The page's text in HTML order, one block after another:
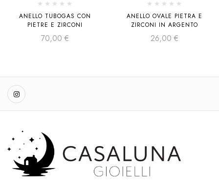
ANELLO TUBOGAS CON
PIETRE E ZIRCONI
70,00 €
ANELLO OVALE PIETRA E
ZIRCONI IN ARGENTO
26,00 €